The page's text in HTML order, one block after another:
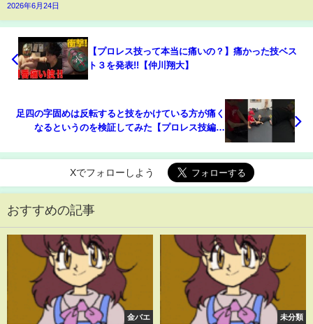
2026年6月24日
【プロレス技って本当に痛いの？】痛かった技ベス
ト３を発表!!【仲川翔大】
足四の字固めは反転すると技をかけている方が痛く
なるというのを検証してみた【プロレス技編】
Xでフォローしよう
おすすめの記事
金バエ 未分類